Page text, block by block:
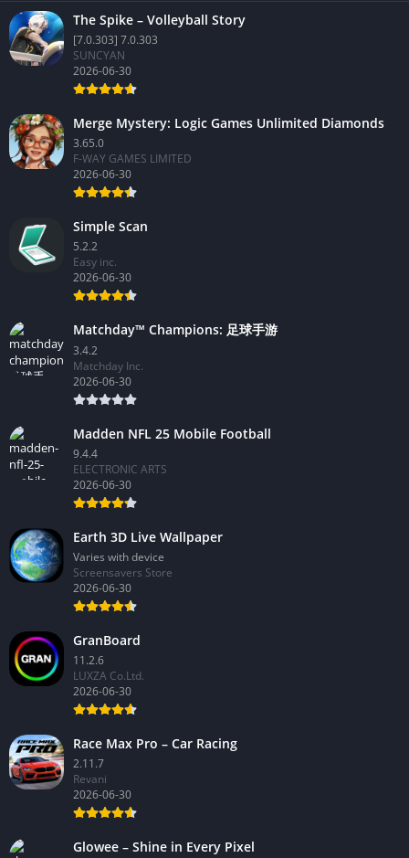
The Spike – Volleyball Story
[7.0.303] 7.0.303
SUNCYAN
2026-06-30
Merge Mystery: Logic Games Unlimited Diamonds
3.65.0
F-WAY GAMES LIMITED
2026-06-30
Simple Scan
5.2.2
Easy inc.
2026-06-30
Matchday™ Champions: 足球手游
3.4.2
Matchday Inc.
2026-06-30
Madden NFL 25 Mobile Football
9.4.4
ELECTRONIC ARTS
2026-06-30
Earth 3D Live Wallpaper
Varies with device
Screensavers Store
2026-06-30
GranBoard
11.2.6
LUXZA Co.Ltd.
2026-06-30
Race Max Pro – Car Racing
2.11.7
Revani
2026-06-30
Glowee – Shine in Every Pixel